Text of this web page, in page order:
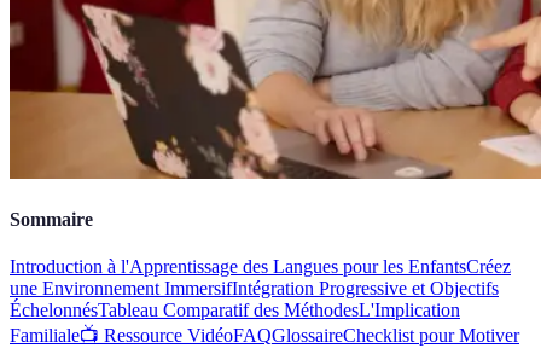
Sommaire
Introduction à l'Apprentissage des Langues pour les EnfantsCréez
une Environnement ImmersifIntégration Progressive et Objectifs
ÉchelonnésTableau Comparatif des MéthodesL'Implication
Familiale📺 Ressource VidéoFAQGlossaireChecklist pour Motiver